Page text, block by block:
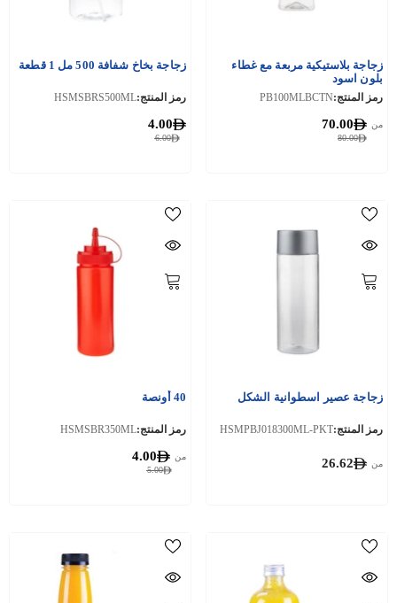
زجاجة بلاستيكية مربعة مع غطاء
بلون اسود
رمز المنتج:PB100MLBCTN
80.00
من 70.00
زجاجة بخاخ شفافة 500 مل 1 قطعة
رمز المنتج:HSMSBRS500ML
6.00
4.00
زجاجة عصير اسطوانية الشكل
رمز المنتج:HSMPBJ018300ML-PKT
من 26.62
40 أونصة
رمز المنتج:HSMSBR350ML
5.00
من 4.00